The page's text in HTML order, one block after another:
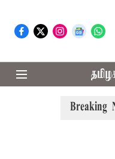
Breaking
முதல்-அமைச்சர் விஜய்